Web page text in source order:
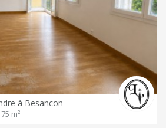
à Besancon
m²